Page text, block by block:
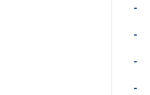
-
-
-
-